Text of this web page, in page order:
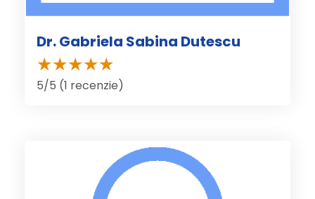
Dr. Gabriela Sabina Dutescu
5/5 (1 recenzie)